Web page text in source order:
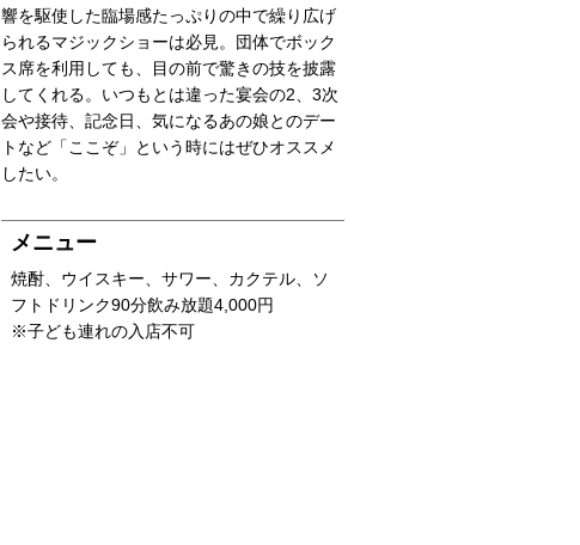
響を駆使した臨場感たっぷりの中で繰り広げ
られるマジックショーは必見。団体でボック
ス席を利用しても、目の前で驚きの技を披露
してくれる。いつもとは違った宴会の2、3次
会や接待、記念日、気になるあの娘とのデー
トなど「ここぞ」という時にはぜひオススメ
したい。
メニュー
焼酎、ウイスキー、サワー、カクテル、ソ
フトドリンク90分飲み放題4,000円
※子ども連れの入店不可